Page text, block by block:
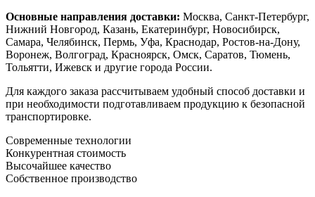
Основные направления доставки: Москва, Санкт-Петербург,
Нижний Новгород, Казань, Екатеринбург, Новосибирск,
Самара, Челябинск, Пермь, Уфа, Краснодар, Ростов-на-Дону,
Воронеж, Волгоград, Красноярск, Омск, Саратов, Тюмень,
Тольятти, Ижевск и другие города России.
Для каждого заказа рассчитываем удобный способ доставки и
при необходимости подготавливаем продукцию к безопасной
транспортировке.
Современные технологии
Конкурентная стоимость
Высочайшее качество
Собственное производство